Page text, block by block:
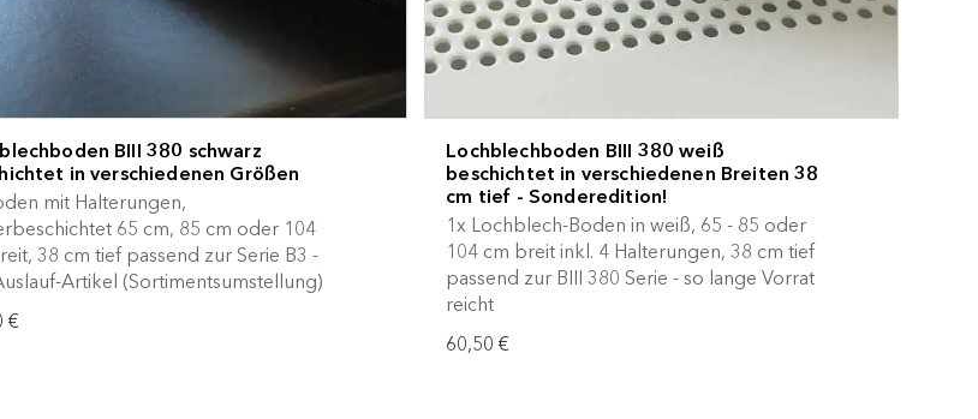
BIII 380 schwarz
in verschiedenen Größen
mit Halterungen,
65 cm, 85 cm oder 104
38 cm tief passend zur Serie B3 -
Artikel (Sortimentsumstellung)
€
Lochblechboden BIII 380 weiß
beschichtet in verschiedenen Breiten 38
cm tief - Sonderedition!
1x Lochblech-Boden in weiß, 65 - 85 oder
104 cm breit inkl. 4 Halterungen, 38 cm tief
passend zur BIII 380 Serie - so lange Vorrat
reicht
60,50 €